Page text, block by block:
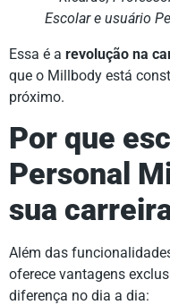
Escolar e usuário
Essa é a revolução na
que o Millbody está
próximo.
Por que
Personal
sua
Além das
oferece vantagens
diferença no dia a dia: